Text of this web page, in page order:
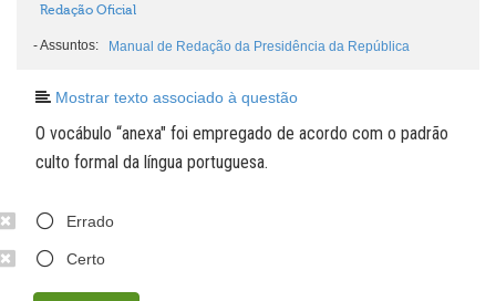
Redação Oficial
-Assuntos: Manual de Redação da Presidência da República
Mostrar texto associado à questão
O vocábulo “anexa" foi empregado de acordo com o padrão
culto formal da língua portuguesa.
Errado
Certo